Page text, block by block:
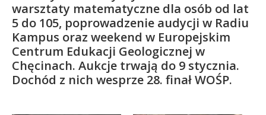
warsztaty matematyczne dla osób od lat
5 do 105, poprowadzenie audycji w Radiu
Kampus oraz weekend w Europejskim
Centrum Edukacji Geologicznej w
Chęcinach. Aukcje trwają do 9 stycznia.
Dochód z nich wesprze 28. finał WOŚP.